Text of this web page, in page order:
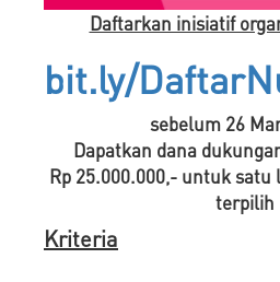
Daftarkan inisiatif
bit.ly/
sebelum 26
Dapatkan dana
Rp 25.000.000,- untuk
terpilih
Kriteria